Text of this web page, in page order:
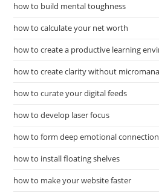
how to build mental toughness
how to calculate your net worth
how to create a productive learning
how to create clarity without
how to curate your digital feeds
how to develop laser focus
how to form deep emotional
how to install floating shelves
how to make your website faster